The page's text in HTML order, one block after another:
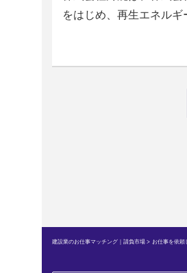
をはじめ、再生エネル
建設業のお仕事マッチング｜請負市場 > お仕事を依頼